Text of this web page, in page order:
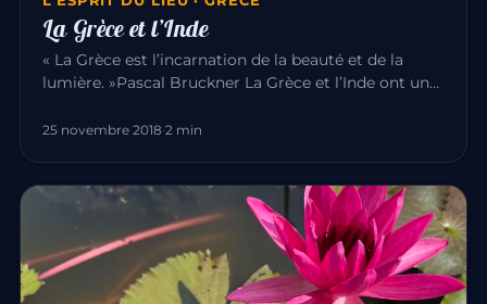
La Grèce et l’Inde
« La Grèce est l’incarnation de la beauté et de la
lumière. »Pascal Bruckner La Grèce et l’Inde ont une
25 novembre 2018·2 min